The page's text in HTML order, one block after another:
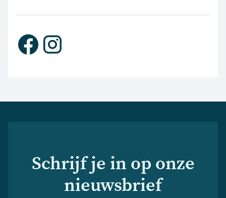
Schrijf je in op onze
nieuwsbrief